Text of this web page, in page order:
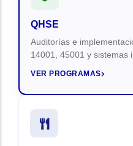
QHSE
Auditorías e
14001, 45001 y sistemas
VER PROGRAMAS